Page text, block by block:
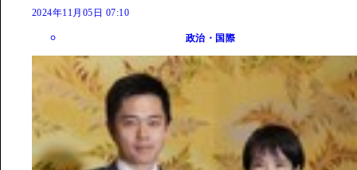
2024年11月05日 07:10
政治・国際